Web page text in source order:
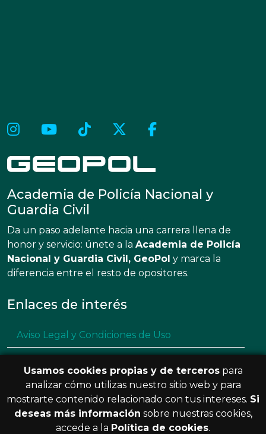
Academia de Policía Nacional y
Guardia Civil
Da un paso adelante hacia una carrera llena de
honor y servicio: únete a la Academia de Policía
Nacional y Guardia Civil, GeoPol y marca la
diferencia entre el resto de opositores.
Enlaces de interés
Aviso Legal y Condiciones de Uso
Política de cookies
Resolución de litigios en línea
Usamos cookies propias y de tercerospara
analizar cómo utilizas nuestro sitio web y para
mostrarte contenido relacionado con tus intereses. Si
deseas más información sobre nuestras cookies,
accede a la Política de cookies.